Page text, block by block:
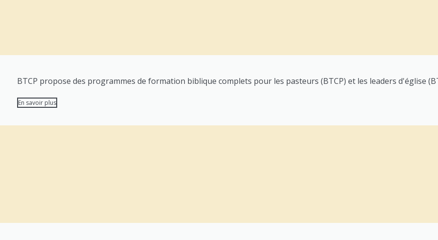
BTCP propose des programmes de formation biblique complets pour les pasteurs (BTCP) et les leaders d'église
En savoir plus